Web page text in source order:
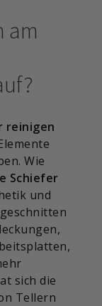
am
reinigen
Wie
Schiefer
und
sich die
Tellern